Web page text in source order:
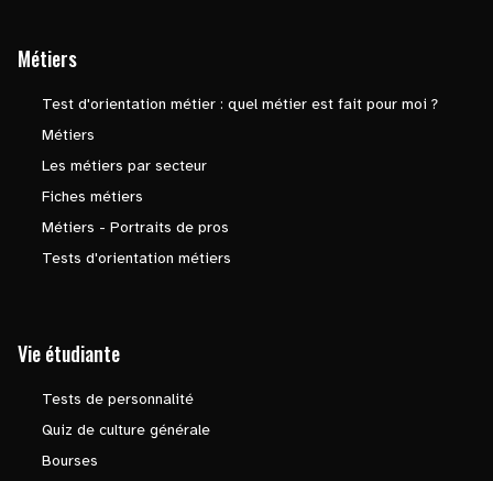
Métiers
Test d'orientation métier : quel métier est fait pour moi ?
Métiers
Les métiers par secteur
Fiches métiers
Métiers - Portraits de pros
Tests d'orientation métiers
Vie étudiante
Tests de personnalité
Quiz de culture générale
Bourses